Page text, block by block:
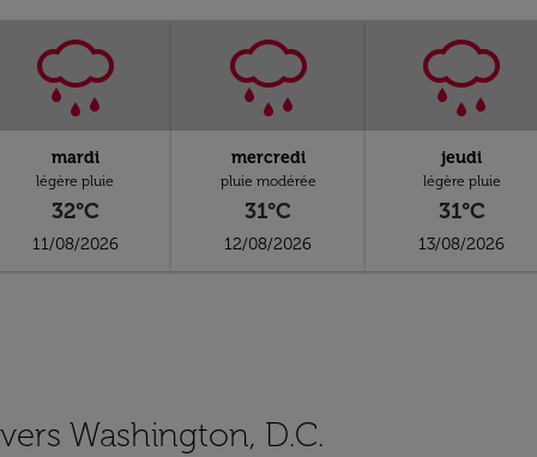
mardi
légère pluie
32°C
11/08/2026
mercredi
pluie modérée
31°C
12/08/2026
jeudi
légère pluie
31°C
13/08/2026
Washington, D.C.